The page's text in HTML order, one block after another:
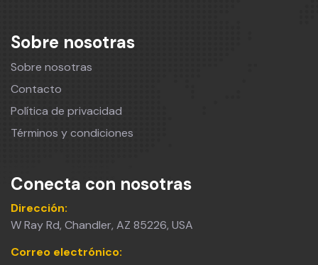
Sobre nosotras
Sobre nosotras
Contacto
Política de privacidad
Términos y condiciones
Conecta con nosotras
Dirección:
W Ray Rd, Chandler, AZ 85226, USA
Correo electrónico: